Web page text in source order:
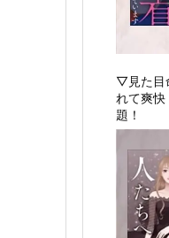
▽見た目
れて爽快
題！